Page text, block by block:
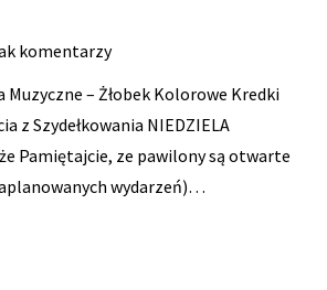
komentarzy
Muzyczne – Żłobek Kolorowe Kredki
z Szydełkowania NIEDZIELA
Pamiętajcie, ze pawilony są otwarte
wydarzeń)…